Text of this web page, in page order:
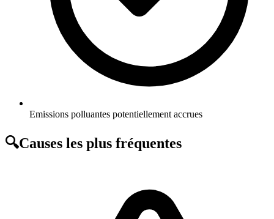
Emissions polluantes potentiellement accrues
🔍Causes les plus fréquentes